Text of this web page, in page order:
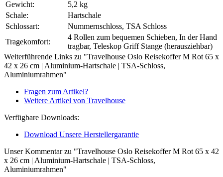
Gewicht:
5,2 kg
Schale:
Hartschale
Schlossart:
Nummernschloss, TSA Schloss
Tragekomfort:
4 Rollen zum bequemen Schieben, In der Hand
tragbar, Teleskop Griff Stange (herausziehbar)
Weiterführende Links zu "Travelhouse Oslo Reisekoffer M Rot 65 x
42 x 26 cm | Aluminium-Hartschale | TSA-Schloss,
Aluminiumrahmen"
Fragen zum Artikel?
Weitere Artikel von Travelhouse
Verfügbare Downloads:
Download Unsere Herstellergarantie
Unser Kommentar zu "Travelhouse Oslo Reisekoffer M Rot 65 x 42
x 26 cm | Aluminium-Hartschale | TSA-Schloss,
Aluminiumrahmen"